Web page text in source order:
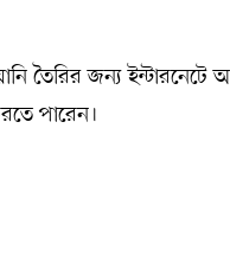
তৈরির জন্য ইন্টারনেটে
পারেন।